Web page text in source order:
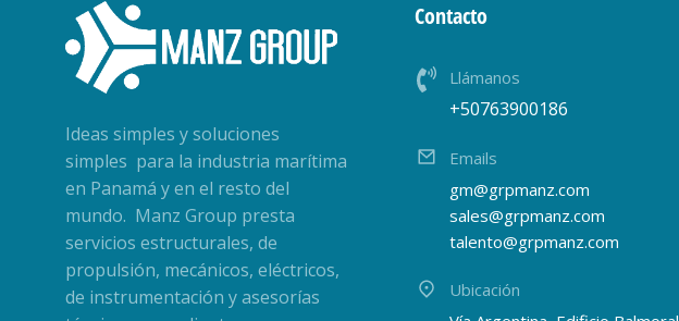
Ideas simples y soluciones
simples para la industria marítima
en Panamá y en el resto del
mundo. Manz Group presta
servicios estructurales, de
propulsión, mecánicos, eléctricos,
de instrumentación y asesorías
Contacto
Llámanos
+50763900186
Emails
gm@grpmanz.com
sales@grpmanz.com
talento@grpmanz.com
Ubicación